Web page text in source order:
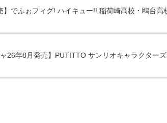
】でふぉフィグ! ハイキュー!! 稲荷崎高校・鴎台
ャ26年8月発売】PUTITTO サンリオキャラクター